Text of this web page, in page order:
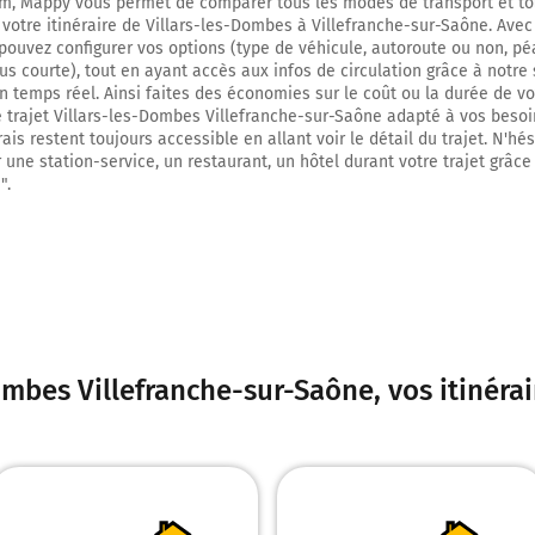
à droite sur Rue René Cassin et continuer sur 90 mètres
à gauche sur Rue de la Quarantaine et continuer sur 90 mètres
km
D84 (Rue des Fayettes) sur 230 mètres
km
itinéraire de Villars-les-Dombes à Villefranche-sur-Saône.
configurer vos options (type de véhicule, autoroute ou non,
courte), tout en ayant accès aux infos de circulation grâce à notre
temps réel. Ainsi faites des économies sur le coût ou la durée de
Villars-les-Dombes Villefranche-sur-Saône adapté à vos
restent toujours accessible en allant voir le détail du trajet.
une station-service, un restaurant, un hôtel durant votre trajet grâce
Villefranche-sur-Saône, vos